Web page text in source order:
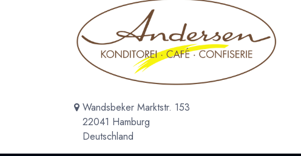
Wandsbeker Marktstr. 153
22041 Hamburg
Deutschland